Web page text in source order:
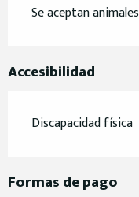
Se aceptan animales
Accesibilidad
Discapacidad física
Formas de pago